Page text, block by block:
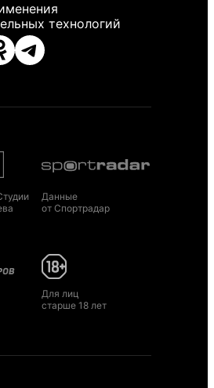
технологий
Данные
от Спортрадар
Для лиц
старше 18 лет